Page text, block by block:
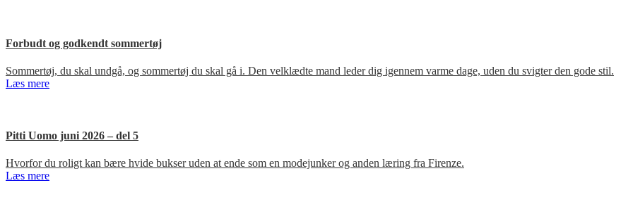
Forbudt og godkendt sommertøj
Sommertøj, du skal undgå, og sommertøj du skal gå i. Den velklædte mand leder dig igennem varme dage, uden du svigter den gode stil.
Læs mere
Pitti Uomo juni 2026 – del 5
Hvorfor du roligt kan bære hvide bukser uden at ende som en modejunker og anden læring fra Firenze.
Læs mere